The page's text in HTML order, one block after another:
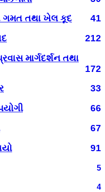
ગમત તથા ખેલ કૂદ
41
212
માર્ગદર્શન તથા
172
33
66
67
91
5
4